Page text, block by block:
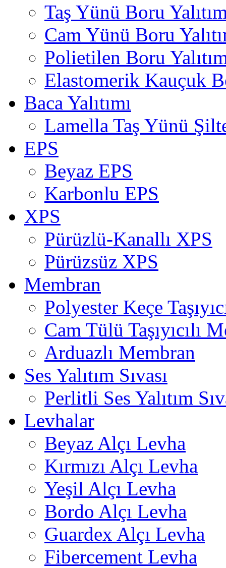
Taş Yünü Boru
Cam Yünü Boru
Polietilen Boru
Elastomerik Kauçuk
Baca Yalıtımı
Lamella Taş Yünü
EPS
Beyaz EPS
Karbonlu EPS
XPS
Pürüzlü-Kanallı XPS
Pürüzsüz XPS
Membran
Polyester Keçe
Cam Tülü Taşıyıcılı
Arduazlı Membran
Ses Yalıtım Sıvası
Perlitli Ses Yalıtım
Levhalar
Beyaz Alçı Levha
Kırmızı Alçı Levha
Yeşil Alçı Levha
Bordo Alçı Levha
Guardex Alçı Levha
Fibercement Levha